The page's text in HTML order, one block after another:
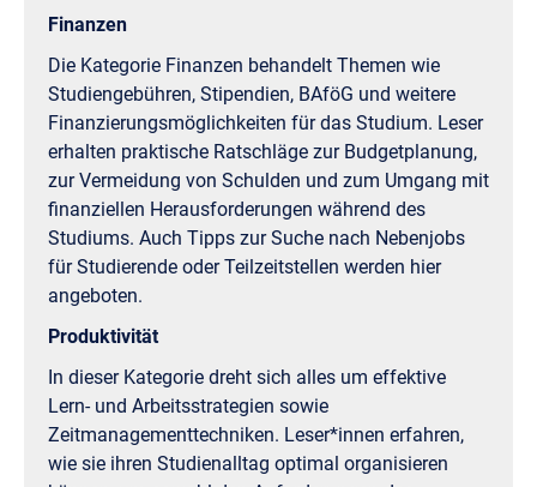
Finanzen
Die Kategorie Finanzen behandelt Themen wie
Studiengebühren, Stipendien, BAföG und weitere
Finanzierungsmöglichkeiten für das Studium. Leser
erhalten praktische Ratschläge zur Budgetplanung,
zur Vermeidung von Schulden und zum Umgang mit
finanziellen Herausforderungen während des
Studiums. Auch Tipps zur Suche nach Nebenjobs
für Studierende oder Teilzeitstellen werden hier
angeboten.
Produktivität
In dieser Kategorie dreht sich alles um effektive
Lern- und Arbeitsstrategien sowie
Zeitmanagementtechniken. Leser*innen erfahren,
wie sie ihren Studienalltag optimal organisieren